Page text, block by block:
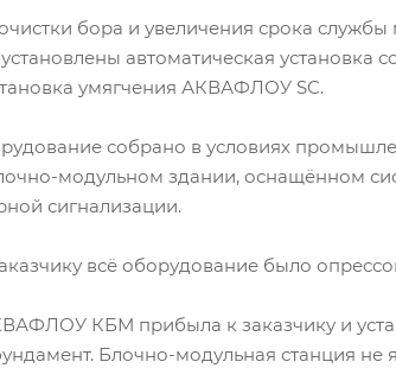
бора и увеличения срока
автоматическая
умягчения АКВАФЛОУ SC.
собрано в условиях
модульном здании, оснащённом
сигнализации.
всё оборудование было
КБМ прибыла к заказчику и
Блочно-модульная станция не